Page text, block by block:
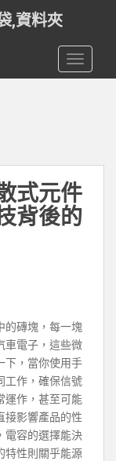
,資料夾
式元件
背後的
的磚塊，每一塊
車電子，這些微
下，當你使用手
工作，確保信號
運作，甚至可能
接影響產品的性
電容的選擇能決
特性則關乎能源